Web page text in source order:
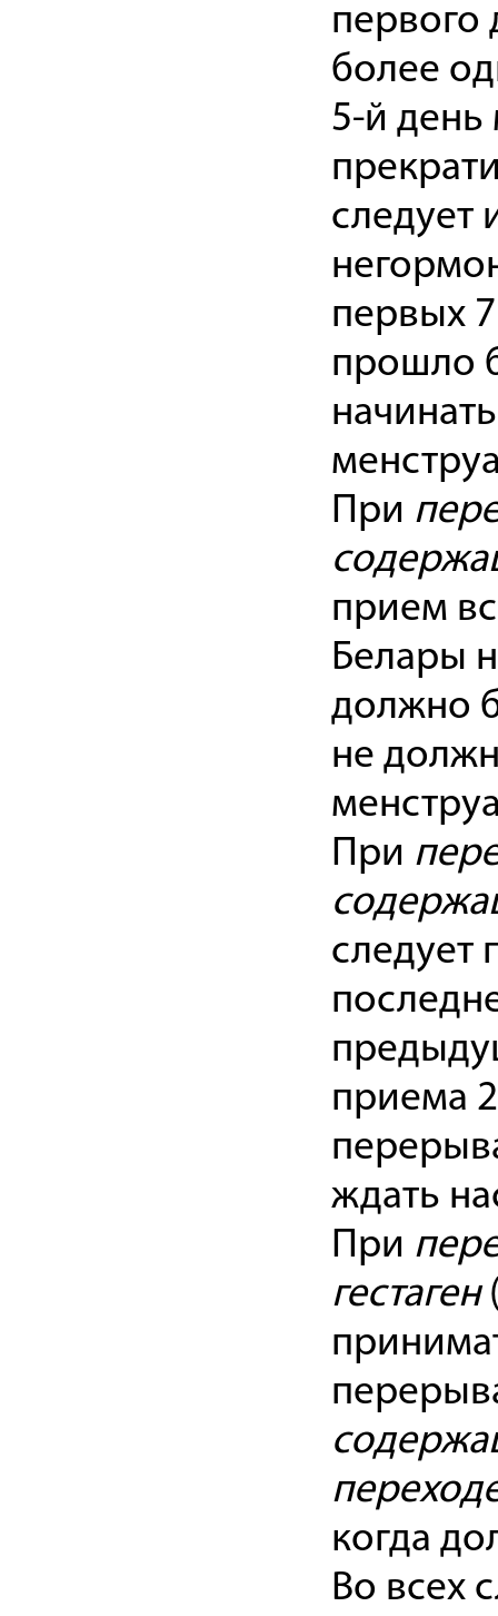
первого
более
5-й день
следует
первых
прошло
При
прием
Белары
должно
не
При
следует
приема
ждать
При
гестаген
когда
Во всех